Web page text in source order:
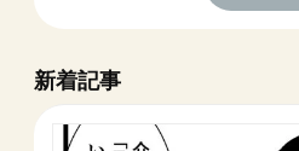
新着記事